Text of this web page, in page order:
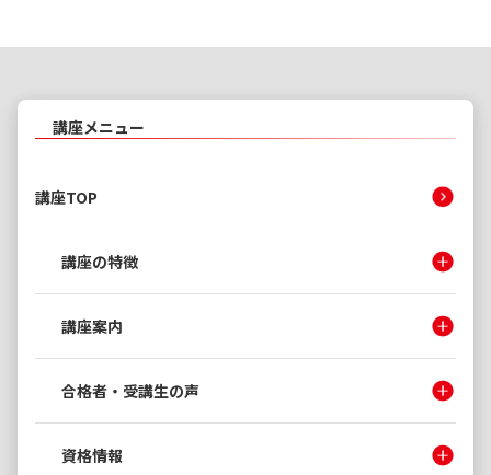
講座メニュー
講座TOP
講座の特徴
講座案内
合格者・受講生の声
資格情報